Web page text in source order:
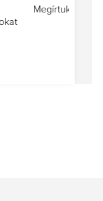
már lázasan